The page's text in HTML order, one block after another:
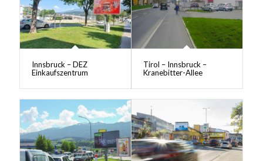
Innsbruck – DEZ
Einkaufszentrum
Tirol – Innsbruck –
Kranebitter-Allee